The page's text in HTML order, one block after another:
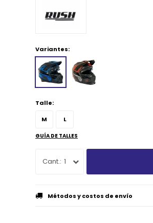
Variantes:
Talle:
M
L
GUÍA DE TALLES
1
Métodos y costos de envío